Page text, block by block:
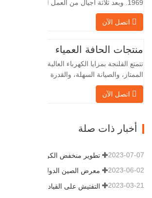
1969. وبعد ثلاثة أجيال من العمل الشاق،
السنوي للمطروقات 30,000 طن. بشكل
رئيسي في السيارات والآلات الهيدروليكية
وتوليد طاقة الرياح وقطع…
اتصل الآن
منتجات الحافة العمياء
تتمتع الفلنجة بمزايا الكهرباء العالية، والختم
الممتاز، والصيانة السهلة، والقدرة على
التكيف القوية وقابلية إعادة الاستخدام، مما
يجعلها عاملاً أساسيًا وأساسيًا في نظام
الداخلي 57.76 القطر الخارجي 304.…
اتصل الآن
أخبار ذات صلة
تطوير منخفض الكربون وعالي الجودة 2023-07-07
معرض الصين الدولي للبترول 2023-06-02
التفتيش على القيادة 2023-03-21